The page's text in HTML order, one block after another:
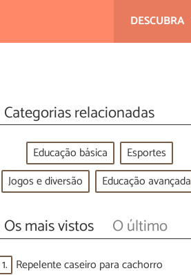
DESCUBRA
Categorias relacionadas
Educação básica
Esportes
Jogos e diversão
Educação avançada
Os mais vistos O último
1. Repelente caseiro para cachorro